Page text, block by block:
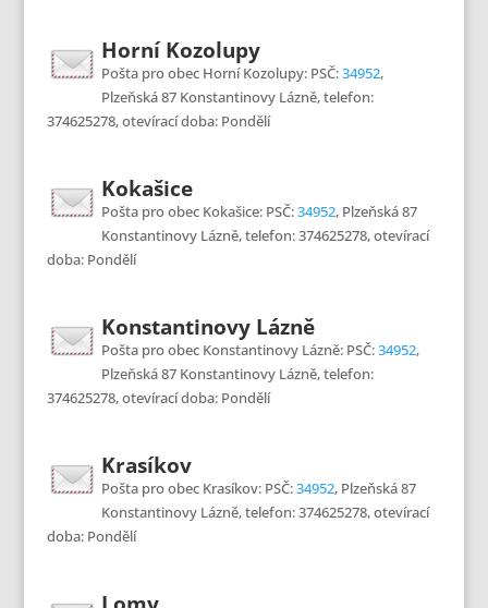
Horní Kozolupy
Pošta pro obec Horní Kozolupy: PSČ:34952,
Plzeňská 87 Konstantinovy Lázně, telefon:
374625278, otevírací doba: Pondělí
Kokašice
Pošta pro obec Kokašice: PSČ:34952, Plzeňská 87
Konstantinovy Lázně, telefon: 374625278, otevírací
doba: Pondělí
Konstantinovy Lázně
Pošta pro obec Konstantinovy Lázně: PSČ:34952,
Plzeňská 87 Konstantinovy Lázně, telefon:
374625278, otevírací doba: Pondělí
Krasíkov
Pošta pro obec Krasíkov: PSČ:34952, Plzeňská 87
Konstantinovy Lázně, telefon: 374625278, otevírací
doba: Pondělí